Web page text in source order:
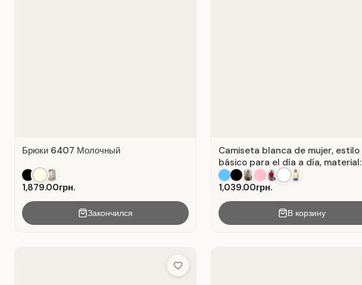
Брюки 6407 Молочный
1,879.00грн.
Закончился
Camiseta blanca de mujer, estilo
básico para el día a día, material:
Algodón Blanco.
1,039.00грн.
В корзину
Add to Wish List